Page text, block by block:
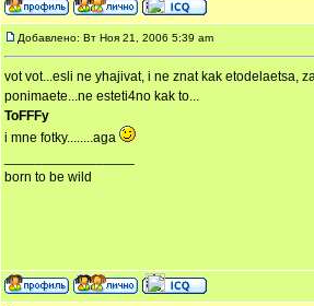
Добавлено: Вт Ноя 21, 2006 5:39 am
vot vot...esli ne yhajivat, i ne znat kak etodelaetsa,
ponimaete...ne esteti4no kak to...
ToFFFy
i mne fotky........aga
born to be wild